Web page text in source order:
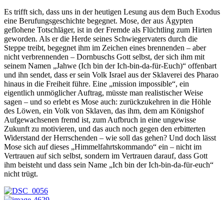
Es trifft sich, dass uns in der heutigen Lesung aus dem Buch Exodus
eine Berufungsgeschichte begegnet. Mose, der aus Ägypten
geflohene Totschläger, ist in der Fremde als Flüchtling zum Hirten
geworden. Als er die Herde seines Schwiegervaters durch die
Steppe treibt, begegnet ihm im Zeichen eines brennenden – aber
nicht verbrennenden – Dornbuschs Gott selbst, der sich ihm mit
seinem Namen „Jahwe (Ich bin der Ich-bin-da-für-Euch)“ offenbart
und ihn sendet, dass er sein Volk Israel aus der Sklaverei des Pharao
hinaus in die Freiheit führe. Eine „mission impossible“, ein
eigentlich unmöglicher Auftrag, müsste man realistischer Weise
sagen – und so erlebt es Mose auch: zurückzukehren in die Höhle
des Löwen, ein Volk von Sklaven, das ihm, dem am Königshof
Aufgewachsenen fremd ist, zum Aufbruch in eine ungewisse
Zukunft zu motivieren, und das auch noch gegen den erbitterten
Widerstand der Herrschenden – wie soll das gehen? Und doch lässt
Mose sich auf dieses „Himmelfahrtskommando“ ein – nicht im
Vertrauen auf sich selbst, sondern im Vertrauen darauf, dass Gott
ihm beisteht und dass sein Name „Ich bin der Ich-bin-da-für-euch“
nicht trügt.